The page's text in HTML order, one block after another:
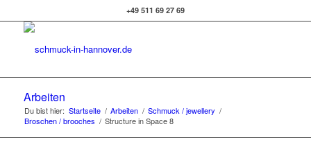
+49 511 69 27 69
Arbeiten
Du bist hier: Startseite / Arbeiten / Schmuck / jewellery /
Broschen / brooches / Structure in Space 8